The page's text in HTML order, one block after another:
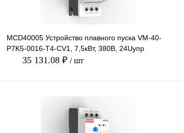
MCD40005 Устройство плавного пуска VM-40-
P7K5-0016-T4-CV1, 7,5кВт, 380В, 24Uупр
35 131.08 ₽ / шт
Сравнение